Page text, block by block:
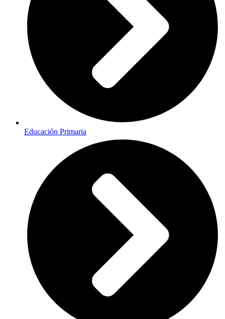
Educación Primaria